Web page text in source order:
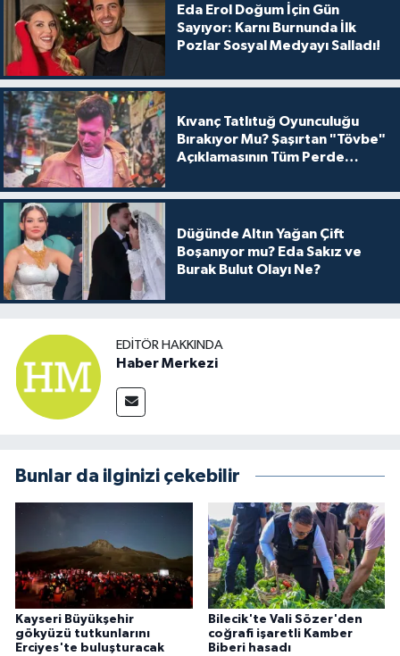
Eda Erol Doğum İçin Gün
Sayıyor: Karnı Burnunda İlk
Pozlar Sosyal Medyayı Salladı!
Kıvanç Tatlıtuğ Oyunculuğu
Bırakıyor Mu? Şaşırtan "Tövbe"
Açıklamasının Tüm Perde
Düğünde Altın Yağan Çift
Boşanıyor mu? Eda Sakız ve
Burak Bulut Olayı Ne?
EDITÖR HAKKINDA
Haber Merkezi
Bunlar da ilginizi çekebilir
Kayseri Büyükşehir
gökyüzü tutkunlarını
Erciyes'te buluşturacak
Bilecik'te Vali Sözer'den
coğrafi işaretli Kamber
Biberi hasadı